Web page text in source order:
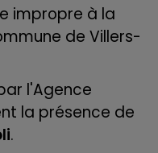
impropre à la
de Villers-
l'Agence
la présence de
.